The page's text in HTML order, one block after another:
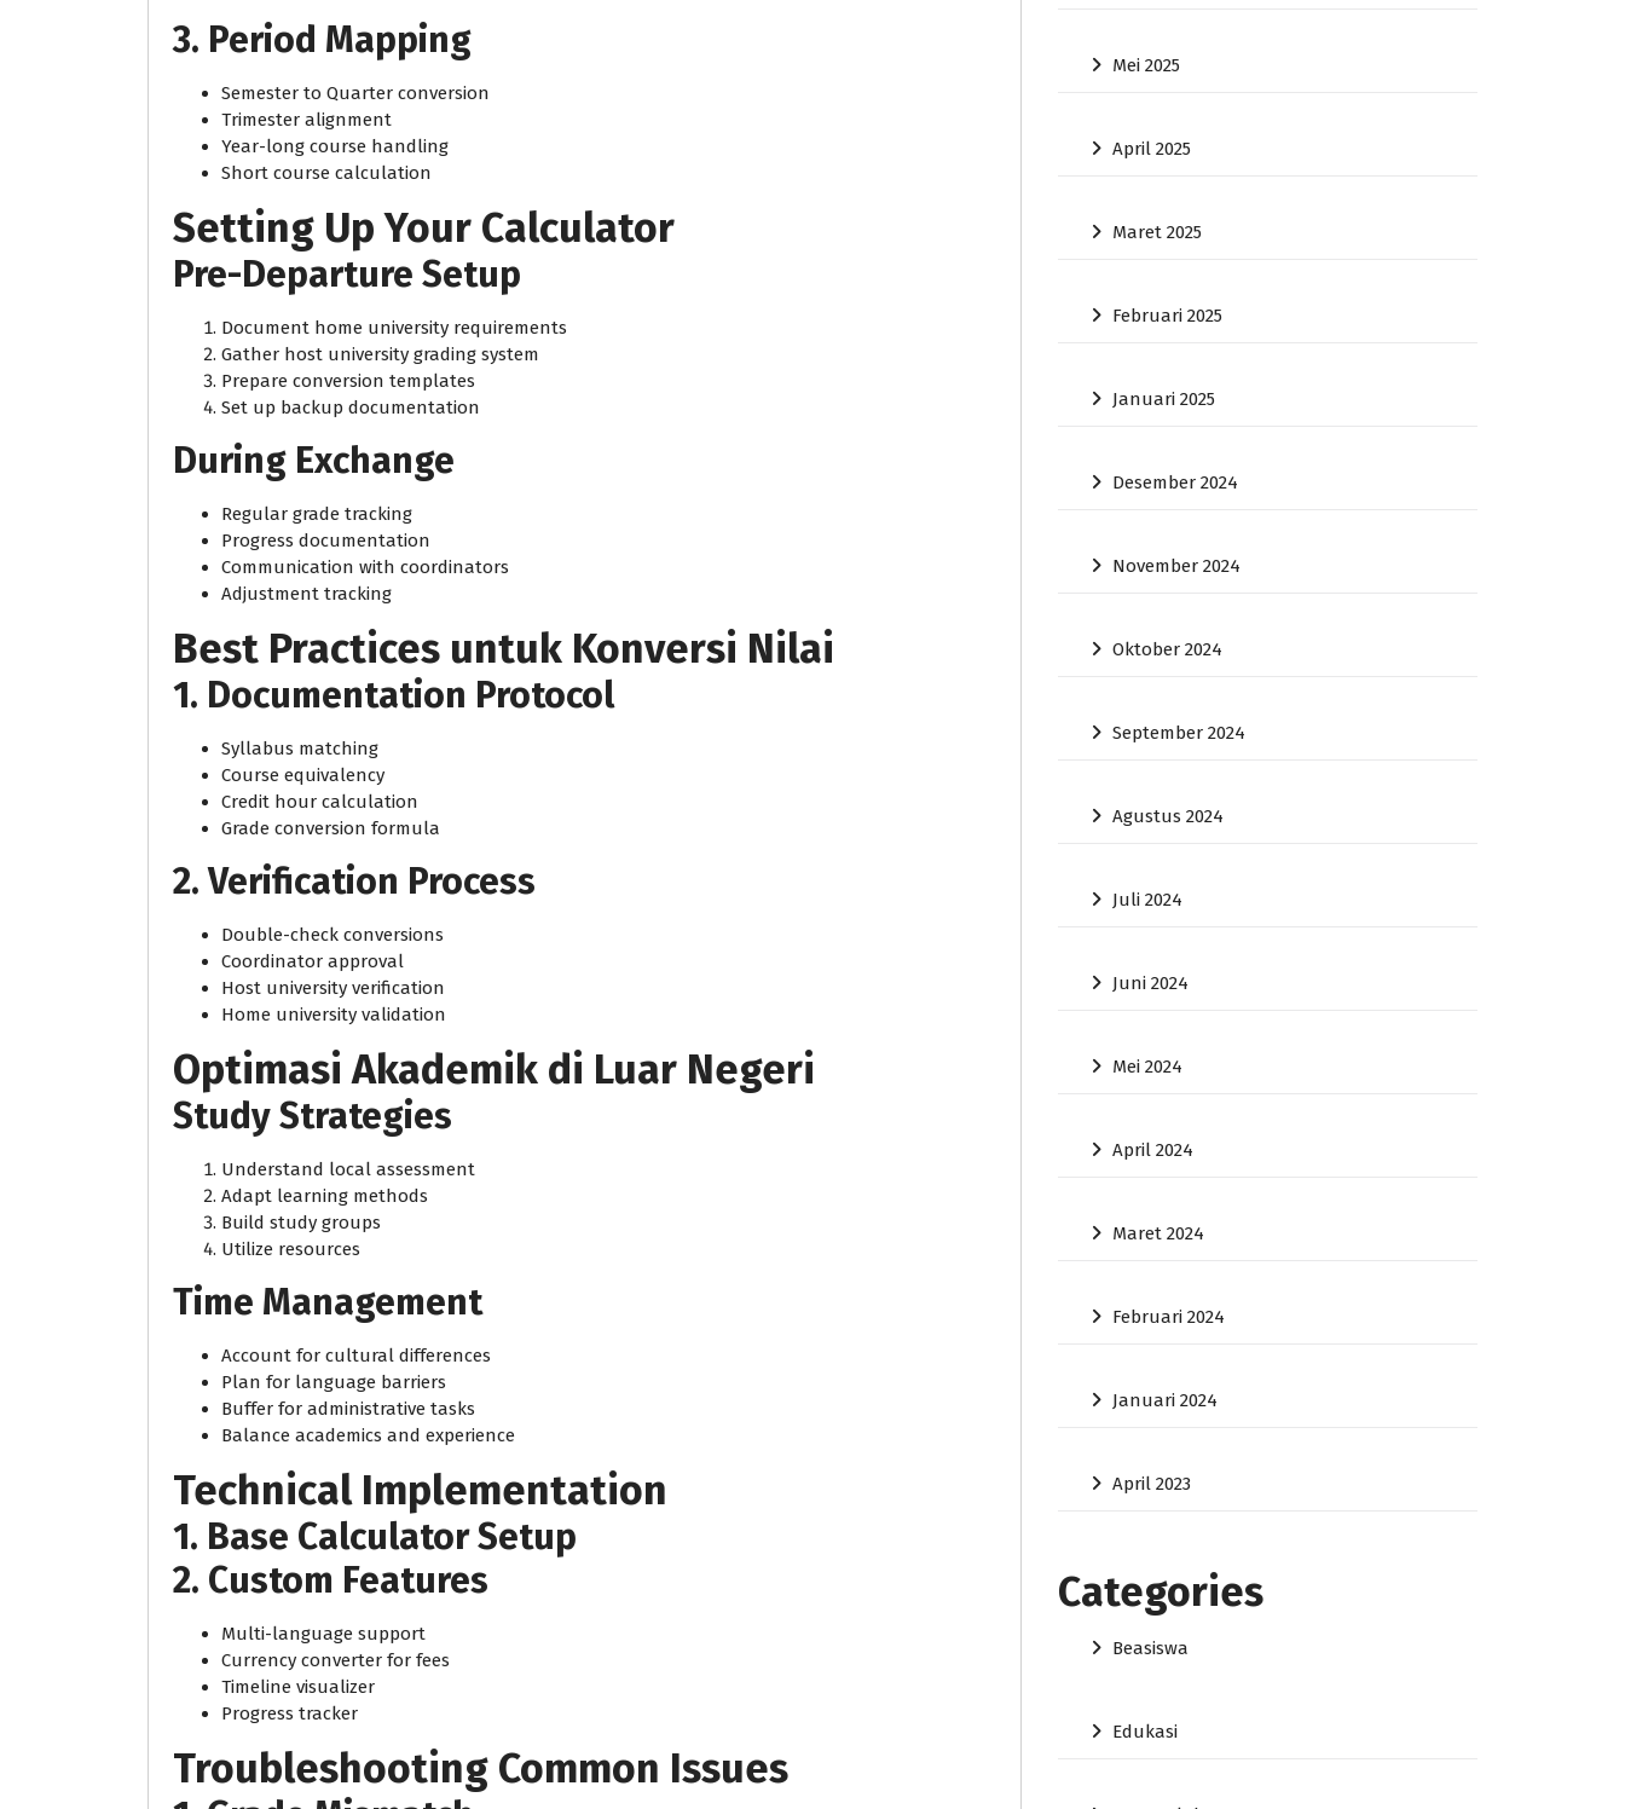
3. Period Mapping
Semester to Quarter conversion
Trimester alignment
Year-long course handling
Short course calculation
Setting Up Your Calculator
Pre-Departure Setup
Document home university requirements
Gather host university grading system
Prepare conversion templates
Set up backup documentation
During Exchange
Regular grade tracking
Progress documentation
Communication with coordinators
Adjustment tracking
Best Practices untuk Konversi Nilai
1. Documentation Protocol
Syllabus matching
Course equivalency
Credit hour calculation
Grade conversion formula
2. Verification Process
Double-check conversions
Coordinator approval
Host university verification
Home university validation
Optimasi Akademik di Luar Negeri
Study Strategies
Understand local assessment
Adapt learning methods
Build study groups
Utilize resources
Time Management
Account for cultural differences
Plan for language barriers
Buffer for administrative tasks
Balance academics and experience
Technical Implementation
1. Base Calculator Setup
2. Custom Features
Multi-language support
Currency converter for fees
Timeline visualizer
Progress tracker
Troubleshooting Common Issues
Mei 2025
April 2025
Maret 2025
Februari 2025
Januari 2025
Desember 2024
November 2024
Oktober 2024
September 2024
Agustus 2024
Juli 2024
Juni 2024
Mei 2024
April 2024
Maret 2024
Februari 2024
Januari 2024
April 2023
Categories
Beasiswa
Edukasi